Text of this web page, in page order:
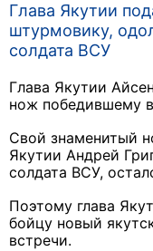
Глава Якутии
штурмовику,
солдата ВСУ
Глава Якутии
нож победившему
Свой знаменитый
Якутии Андрей
солдата ВСУ,
Поэтому глава
бойцу новый
встречи.